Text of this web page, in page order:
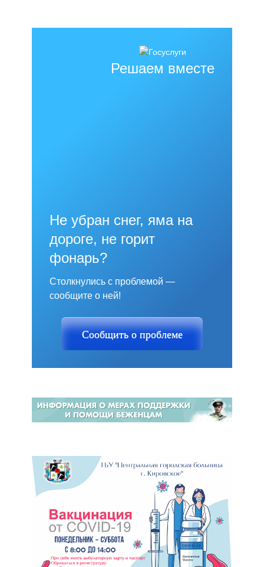
Решаем вместе
Не убран снег, яма на
дороге, не горит
фонарь?
Столкнулись с проблемой —
сообщите о ней!
Сообщить о проблеме